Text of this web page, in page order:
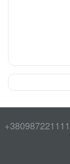
+380987221111